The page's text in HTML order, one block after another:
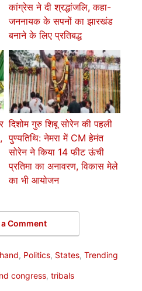
कांग्रेस ने दी श्रद्धांजलि, कहा-
जननायक के सपनों का झारखंड
बनाने के लिए प्रतिबद्ध
दिशोम गुरु शिबू सोरेन की पहली
पुण्यतिथि: नेमरा में CM हेमंत
सोरेन ने किया 14 फीट ऊंची
प्रतिमा का अनावरण, विकास मेले
का भी आयोजन
a Comment
, Politics, States, Trending
congress, tribals